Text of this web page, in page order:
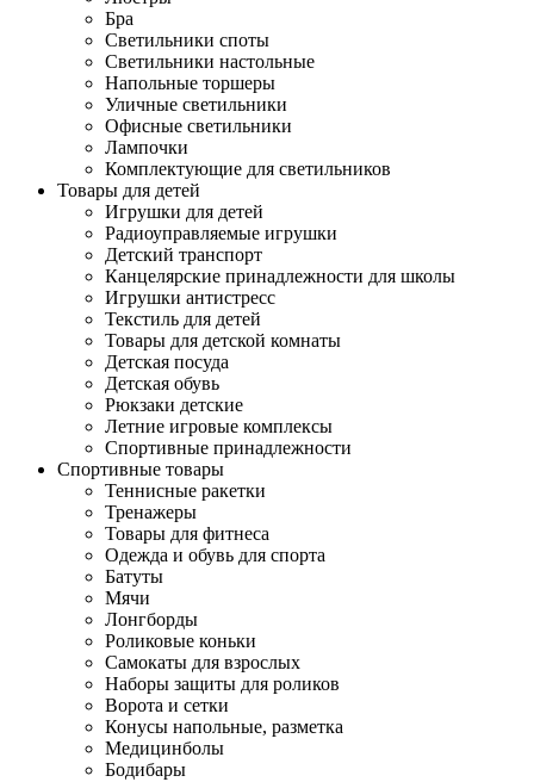
Бра
Светильники споты
Светильники настольные
Напольные торшеры
Уличные светильники
Офисные светильники
Лампочки
Комплектующие для светильников
Товары для детей
Игрушки для детей
Радиоуправляемые игрушки
Детский транспорт
Канцелярские принадлежности для школы
Игрушки антистресс
Текстиль для детей
Товары для детской комнаты
Детская посуда
Детская обувь
Рюкзаки детские
Летние игровые комплексы
Спортивные принадлежности
Спортивные товары
Теннисные ракетки
Тренажеры
Товары для фитнеса
Одежда и обувь для спорта
Батуты
Мячи
Лонгборды
Роликовые коньки
Самокаты для взрослых
Наборы защиты для роликов
Ворота и сетки
Конусы напольные, разметка
Медицинболы
Бодибары